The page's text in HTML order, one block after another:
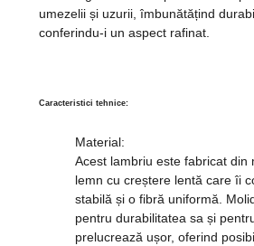
umezelii și uzurii, îmbunătățind
conferindu-i un aspect rafinat.
Caracteristici tehnice:
Material:
Acest lambriu este fabricat din
lemn cu creștere lentă care îi
stabilă și o fibră uniformă.
pentru durabilitatea sa și
prelucrează ușor, oferind